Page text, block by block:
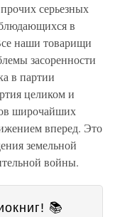
серьезных
в
наши товарищи
засоренности
в партии
целиком и
широчайших
вперед. Это
земельной
войны.
📚